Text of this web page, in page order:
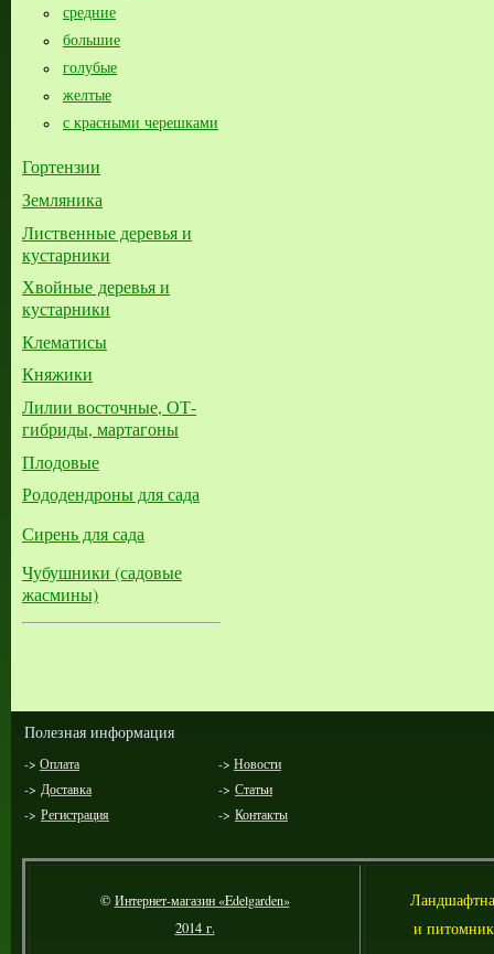
средние
большие​
голубые
желтые
с красными черешками
Гортензии
Земляника
Лиственные деревья и
кустарники
Хвойные деревья и
кустарники
Клематисы
Княжики
Лилии восточные, ОТ-
гибриды, мартагоны
Плодовые
Рододендроны для сада
Сирень для сада
Чубушники (садовые
жасмины)
Полезная информация
-> Оплата -> Новости
-> Доставка -> Статьи
-> Регистрация -> Контакты
©Интернет-магазин «Edelgarden»
2014 г.
Л
и питомник